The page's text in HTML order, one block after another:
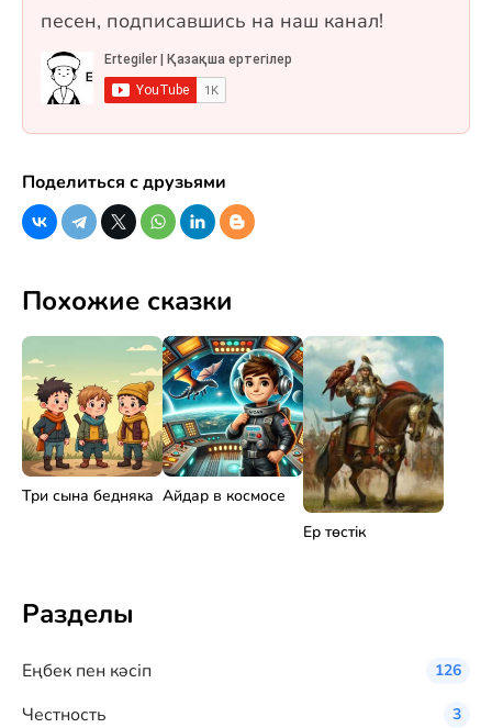
песен, подписавшись на наш канал!
Поделиться с друзьями
Похожие сказки
Три сына бедняка Айдар в космосе
Ер төстік
Разделы
Eңбек пен кәсіп 126
Честность 3